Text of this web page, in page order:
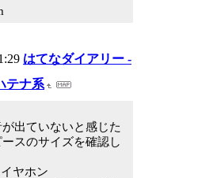
はてなダイアリー -
テナ系
出ていないと感じた
スのサイズを確認し
ヤホン